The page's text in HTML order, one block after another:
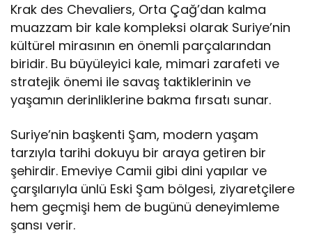
Krak des Chevaliers, Orta Çağ’dan kalma
muazzam bir kale kompleksi olarak Suriye’nin
kültürel mirasının en önemli parçalarından
biridir. Bu büyüleyici kale, mimari zarafeti ve
stratejik önemi ile savaş taktiklerinin ve
yaşamın derinliklerine bakma fırsatı sunar.
Suriye’nin başkenti Şam, modern yaşam
tarzıyla tarihi dokuyu bir araya getiren bir
şehirdir. Emeviye Camii gibi dini yapılar ve
çarşılarıyla ünlü Eski Şam bölgesi, ziyaretçilere
hem geçmişi hem de bugünü deneyimleme
şansı verir.